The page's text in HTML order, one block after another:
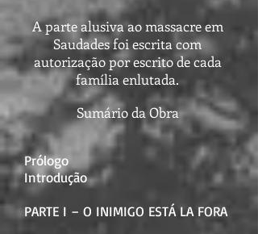
A parte alusiva ao massacre em
Saudades foi escrita com
autorização por escrito de cada
família enlutada.
Sumário da Obra
Prólogo
Introdução
PARTE I – O INIMIGO ESTÁ LA FORA